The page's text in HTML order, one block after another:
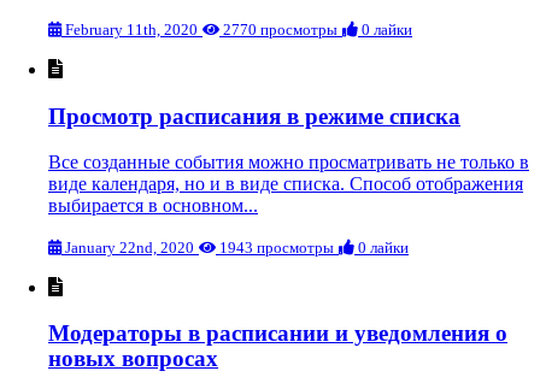
February 11th, 2020 2770 просмотры 0 лайки
Просмотр расписания в режиме списка
Все созданные события можно просматривать не только в
виде календаря, но и в виде списка. Способ отображения
выбирается в основном...
January 22nd, 2020 1943 просмотры 0 лайки
Модераторы в расписании и уведомления о
новых вопросах